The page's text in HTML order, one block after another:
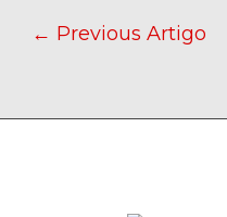
← Previous Artigo